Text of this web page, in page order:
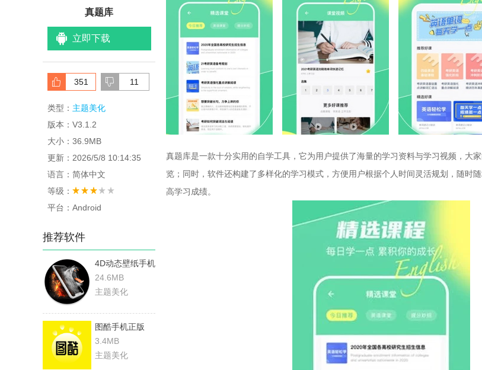
真题库
立即下载
351 11
类型： 主题美化
版本：V3.1.2
大小：36.9MB
更新：2026/5/8 10:14:35
语言：简体中文
等级：
平台：Android
推荐软件
4D动态壁纸手机
版
24.6MB
主题美化
图酷手机正版
3.4MB
主题美化
真题库是一款十分实用的自学工具，它为用户提供了海量的学习资料与学习视频，大
览；同时，软件还构建了多样化的学习模式，方便用户根据个人时间灵活规划，随时
高学习成绩。